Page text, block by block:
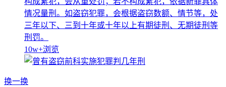
情况量刑。如盗窃犯罪，会根据盗窃数额、情节等，处
三年以下、三到十年或十年以上有期徒刑、无期徒刑等
刑罚。
10w+浏览
换一换